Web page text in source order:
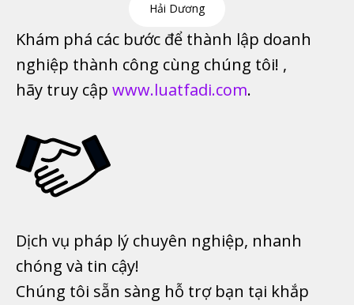
Hải Dương
Khám phá các bước để thành lập doanh
nghiệp thành công cùng chúng tôi! ,
hãy truy cập www.luatfadi.com.
Dịch vụ pháp lý chuyên nghiệp, nhanh
chóng và tin cậy!
Chúng tôi sẵn sàng hỗ trợ bạn tại khắp